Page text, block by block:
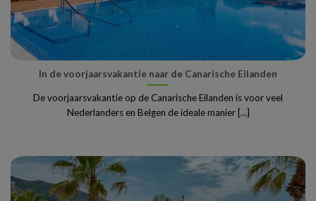
In de voorjaarsvakantie naar de Canarische Eilanden
De voorjaarsvakantie op de Canarische Eilanden is voor veel
Nederlanders en Belgen de ideale manier [...]